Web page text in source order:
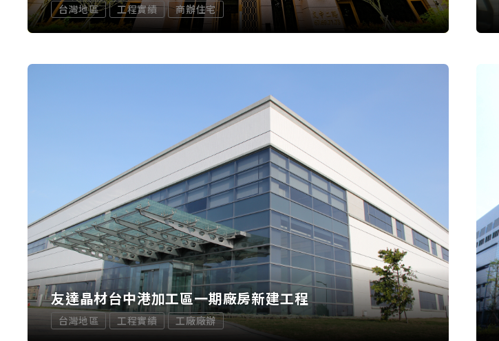
台灣地區 工程實績 商辦住宅
友達晶材台中港加工區一期廠房新建工程
台灣地區 工程實績 工廠廠辦